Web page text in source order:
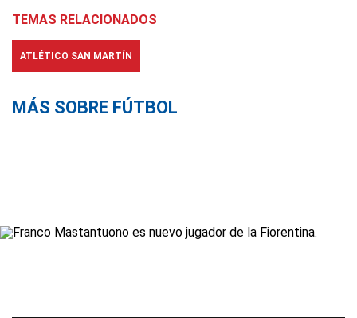
TEMAS RELACIONADOS
ATLÉTICO SAN MARTÍN
MÁS SOBRE FÚTBOL